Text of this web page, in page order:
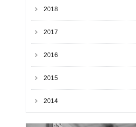
2018
2017
2016
2015
2014